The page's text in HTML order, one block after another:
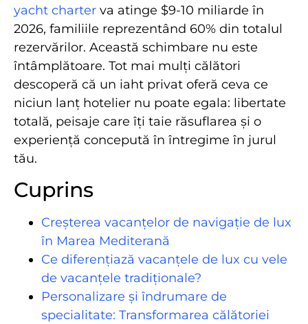
yacht charter va atinge $9-10 miliarde în
2026, familiile reprezentând 60% din totalul
rezervărilor. Această schimbare nu este
întâmplătoare. Tot mai mulți călători
descoperă că un iaht privat oferă ceva ce
niciun lanț hotelier nu poate egala: libertate
totală, peisaje care îți taie răsuflarea și o
experiență concepută în întregime în jurul
tău.
Cuprins
Creșterea vacanțelor de navigație de lux
în Marea Mediterană
Ce diferențiază vacanțele de lux cu vele
de vacanțele tradiționale?
Personalizare și îndrumare de
specialitate: Transformarea călătoriei